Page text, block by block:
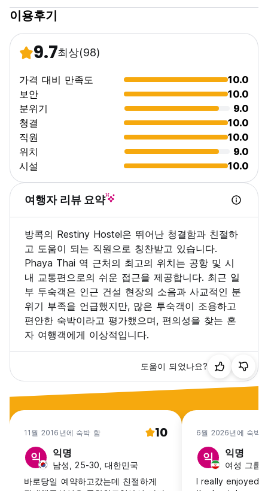
이용후기
9.7최상(98)
가격 대비 만족도
10.0
보안
10.0
분위기
9.0
청결
10.0
직원
10.0
위치
9.0
시설
10.0
여행자 리뷰 요약
방콕의 Restiny Hostel은 뛰어난 청결함과 친절하
고 도움이 되는 직원으로 칭찬받고 있습니다.
Phaya Thai 역 근처의 최고의 위치는 공항 및 시
내 교통편으로의 쉬운 접근을 제공합니다. 최근 일
부 투숙객은 인근 건설 현장의 소음과 사교적인 분
위기 부족을 언급했지만, 많은 투숙객이 조용하고
편안한 숙박이라고 평가했으며, 편의성을 찾는 혼
자 여행객에게 이상적입니다.
도움이 되었나요?
11월 2016년에 숙박 함 10
익 익명
남성, 25-30, 대한민국
바로당일 예약하고갔는데 친절하게
6월 2026년에 숙박
익 익명
여성 그룹
I really enjoyed